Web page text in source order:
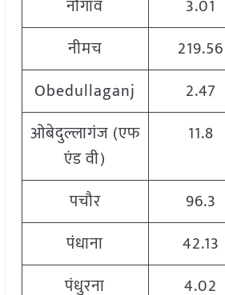
नौगांव
3.01
नीमच
219.56
Obedullaganj
2.47
ओबेदुल्लागंज (एफ
एंड वी)
11.8
पचौर 96.3
पंधाना
42.13
पंधुरना
4.02